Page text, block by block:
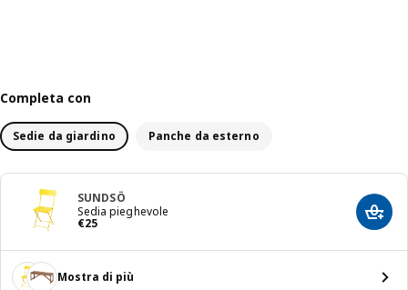
Completa con
Sedie da giardino Panche da esterno
SUNDSÖ
Sedia pieghevole
€25
Prezzo € 25
Mostra di più